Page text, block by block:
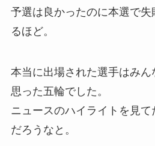
予選は良かったのに本選で
るほど。
本当に出場された選手はみん
思った五輪でした。
ニュースのハイライトを見
だろうなと。